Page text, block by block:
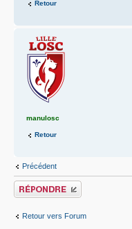
Retour
manulosc
Retour
Précédent
Publier une réponse
Retour vers Forum